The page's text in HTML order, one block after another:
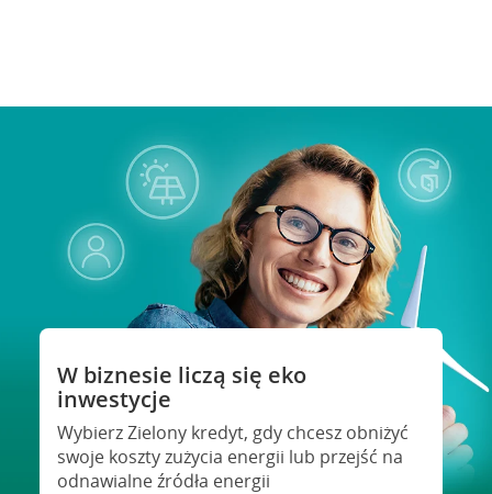
W biznesie liczą się eko
inwestycje
Wybierz Zielony kredyt, gdy chcesz obniżyć
swoje koszty zużycia energii lub przejść na
odnawialne źródła energii